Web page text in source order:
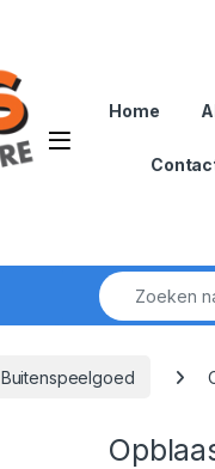
Open
Home
Zoek naar:
Buitenspeelgoed